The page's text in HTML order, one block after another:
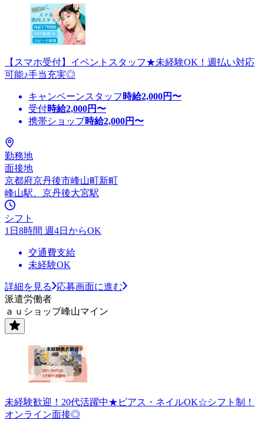
【スマホ受付】イベントスタッフ★未経験OK！週払い対応
可能♪手当充実◎
キャンペーンスタッフ 時給2,000円〜
受付時給2,000円〜
携帯ショップ時給2,000円〜
勤務地
面接地
京都府京丹後市峰山町新町
峰山駅、京丹後大宮駅
シフト
1日8時間 週4日からOK
交通費支給
未経験OK
詳細を見る
応募画面に進む
派遣労働者
ａｕショップ峰山マイン
未経験歓迎！20代活躍中★ピアス・ネイルOK☆シフト制！
オンライン面接◎